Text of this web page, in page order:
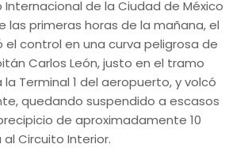
de la Ciudad de México
las primeras horas de la mañana, el
el control en una curva peligrosa de
Carlos León, justo en el tramo
Terminal 1 del aeropuerto, y volcó
quedando suspendido a escasos
de aproximadamente 10
Circuito Interior.